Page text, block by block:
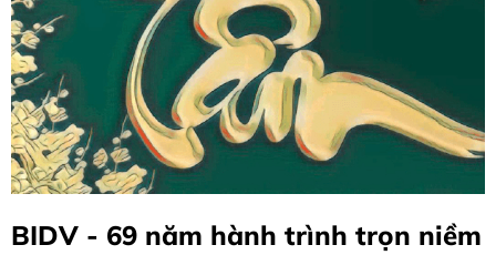
BIDV - 69 năm hành trình trọn niềm